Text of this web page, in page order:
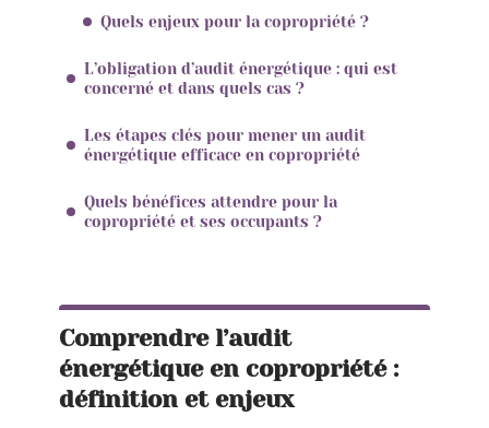
Quels enjeux pour la copropriété ?
L’obligation d’audit énergétique : qui est
concerné et dans quels cas ?
Les étapes clés pour mener un audit
énergétique efficace en copropriété
Quels bénéfices attendre pour la
copropriété et ses occupants ?
Comprendre l’audit
énergétique en copropriété :
définition et enjeux